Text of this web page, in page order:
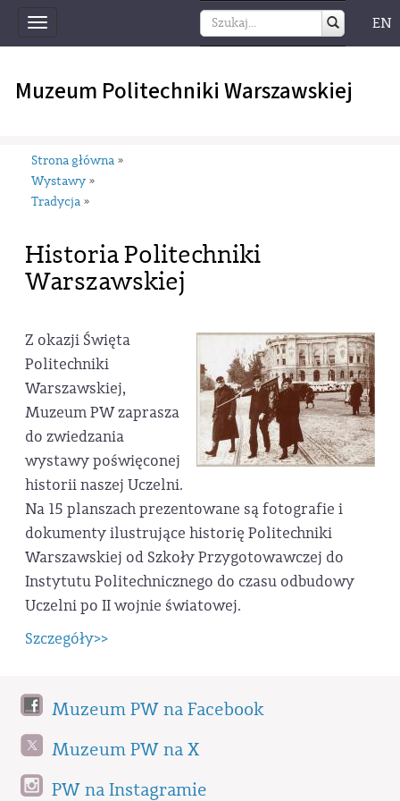
Toggle
navigation
EN
Muzeum Politechniki Warszawskiej
Strona główna »
Wystawy »
Tradycja »
Historia Politechniki
Warszawskiej
Z okazji Święta
Politechniki
Warszawskiej,
Muzeum PW zaprasza
do zwiedzania
wystawy poświęconej
historii naszej Uczelni.
Na 15 planszach prezentowane są fotografie i
dokumenty ilustrujące historię Politechniki
Warszawskiej od Szkoły Przygotowawczej do
Instytutu Politechnicznego do czasu odbudowy
Uczelni po II wojnie światowej.
Szczegóły>>
Muzeum PW na Facebook
Muzeum PW na X
PW na Instagramie